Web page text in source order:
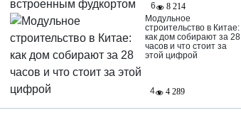
6
8 214
Модульное
строительство в Китае:
как дом собирают за 28
часов и что стоит за
этой цифрой
4 4 289